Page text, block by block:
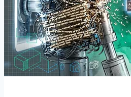
심:
완
벽
한
프
롬